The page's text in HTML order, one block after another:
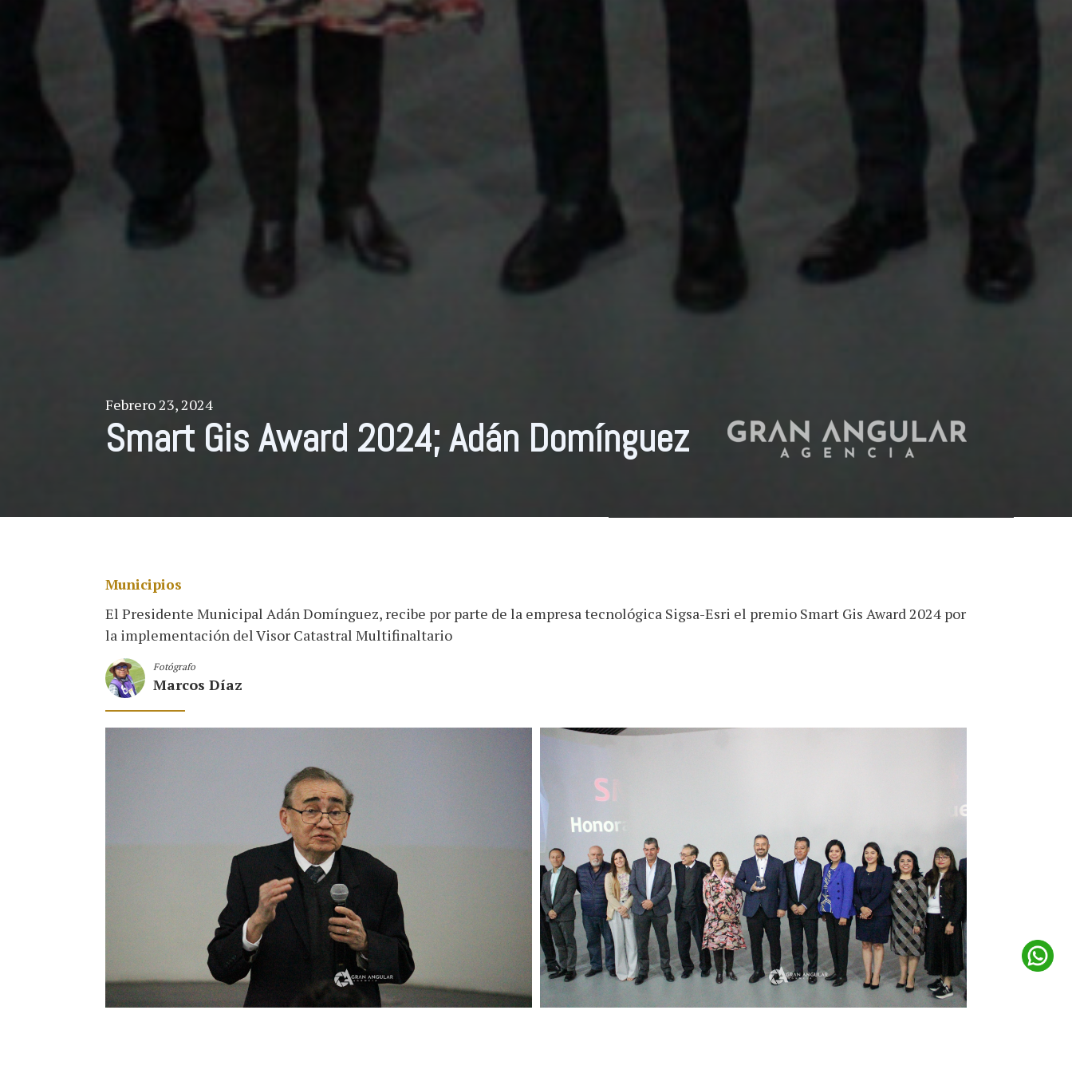
Febrero 23, 2024
Smart Gis Award 2024; Adán Domínguez
Municipios
El Presidente Municipal Adán Domínguez, recibe por parte de la empresa tecnológica Sigsa-Esri el premio Smart Gis Award 2024 por
la implementación del Visor Catastral Multifinaltario
Fotógrafo
Marcos Díaz